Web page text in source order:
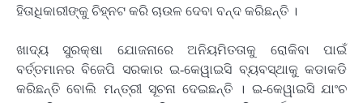
ହିତାଧିକାରୀଙ୍କୁ ଚିହ୍ନଟ କରି ଚାଉଳ ଦେବା ବନ୍ଦ କରିଛନ୍ତି ।
ଖାଦ୍ୟ ସୁରକ୍ଷା ଯୋଜନାରେ ଅନିୟମିତତାକୁ ରୋକିବା ପାଇଁ
ବର୍ତ୍ତମାନର ବିଜେପି ସରକାର ଇ-କେୱାଇସି ବ୍ୟବସ୍ଥାକୁ କଡାକଡି
କରିଛନ୍ତି ବୋଲି ମନ୍ତ୍ରୀ ସୂଚନା ଦେଇଛନ୍ତି । ଇ-କେୱାଇସି ଯାଂଚ